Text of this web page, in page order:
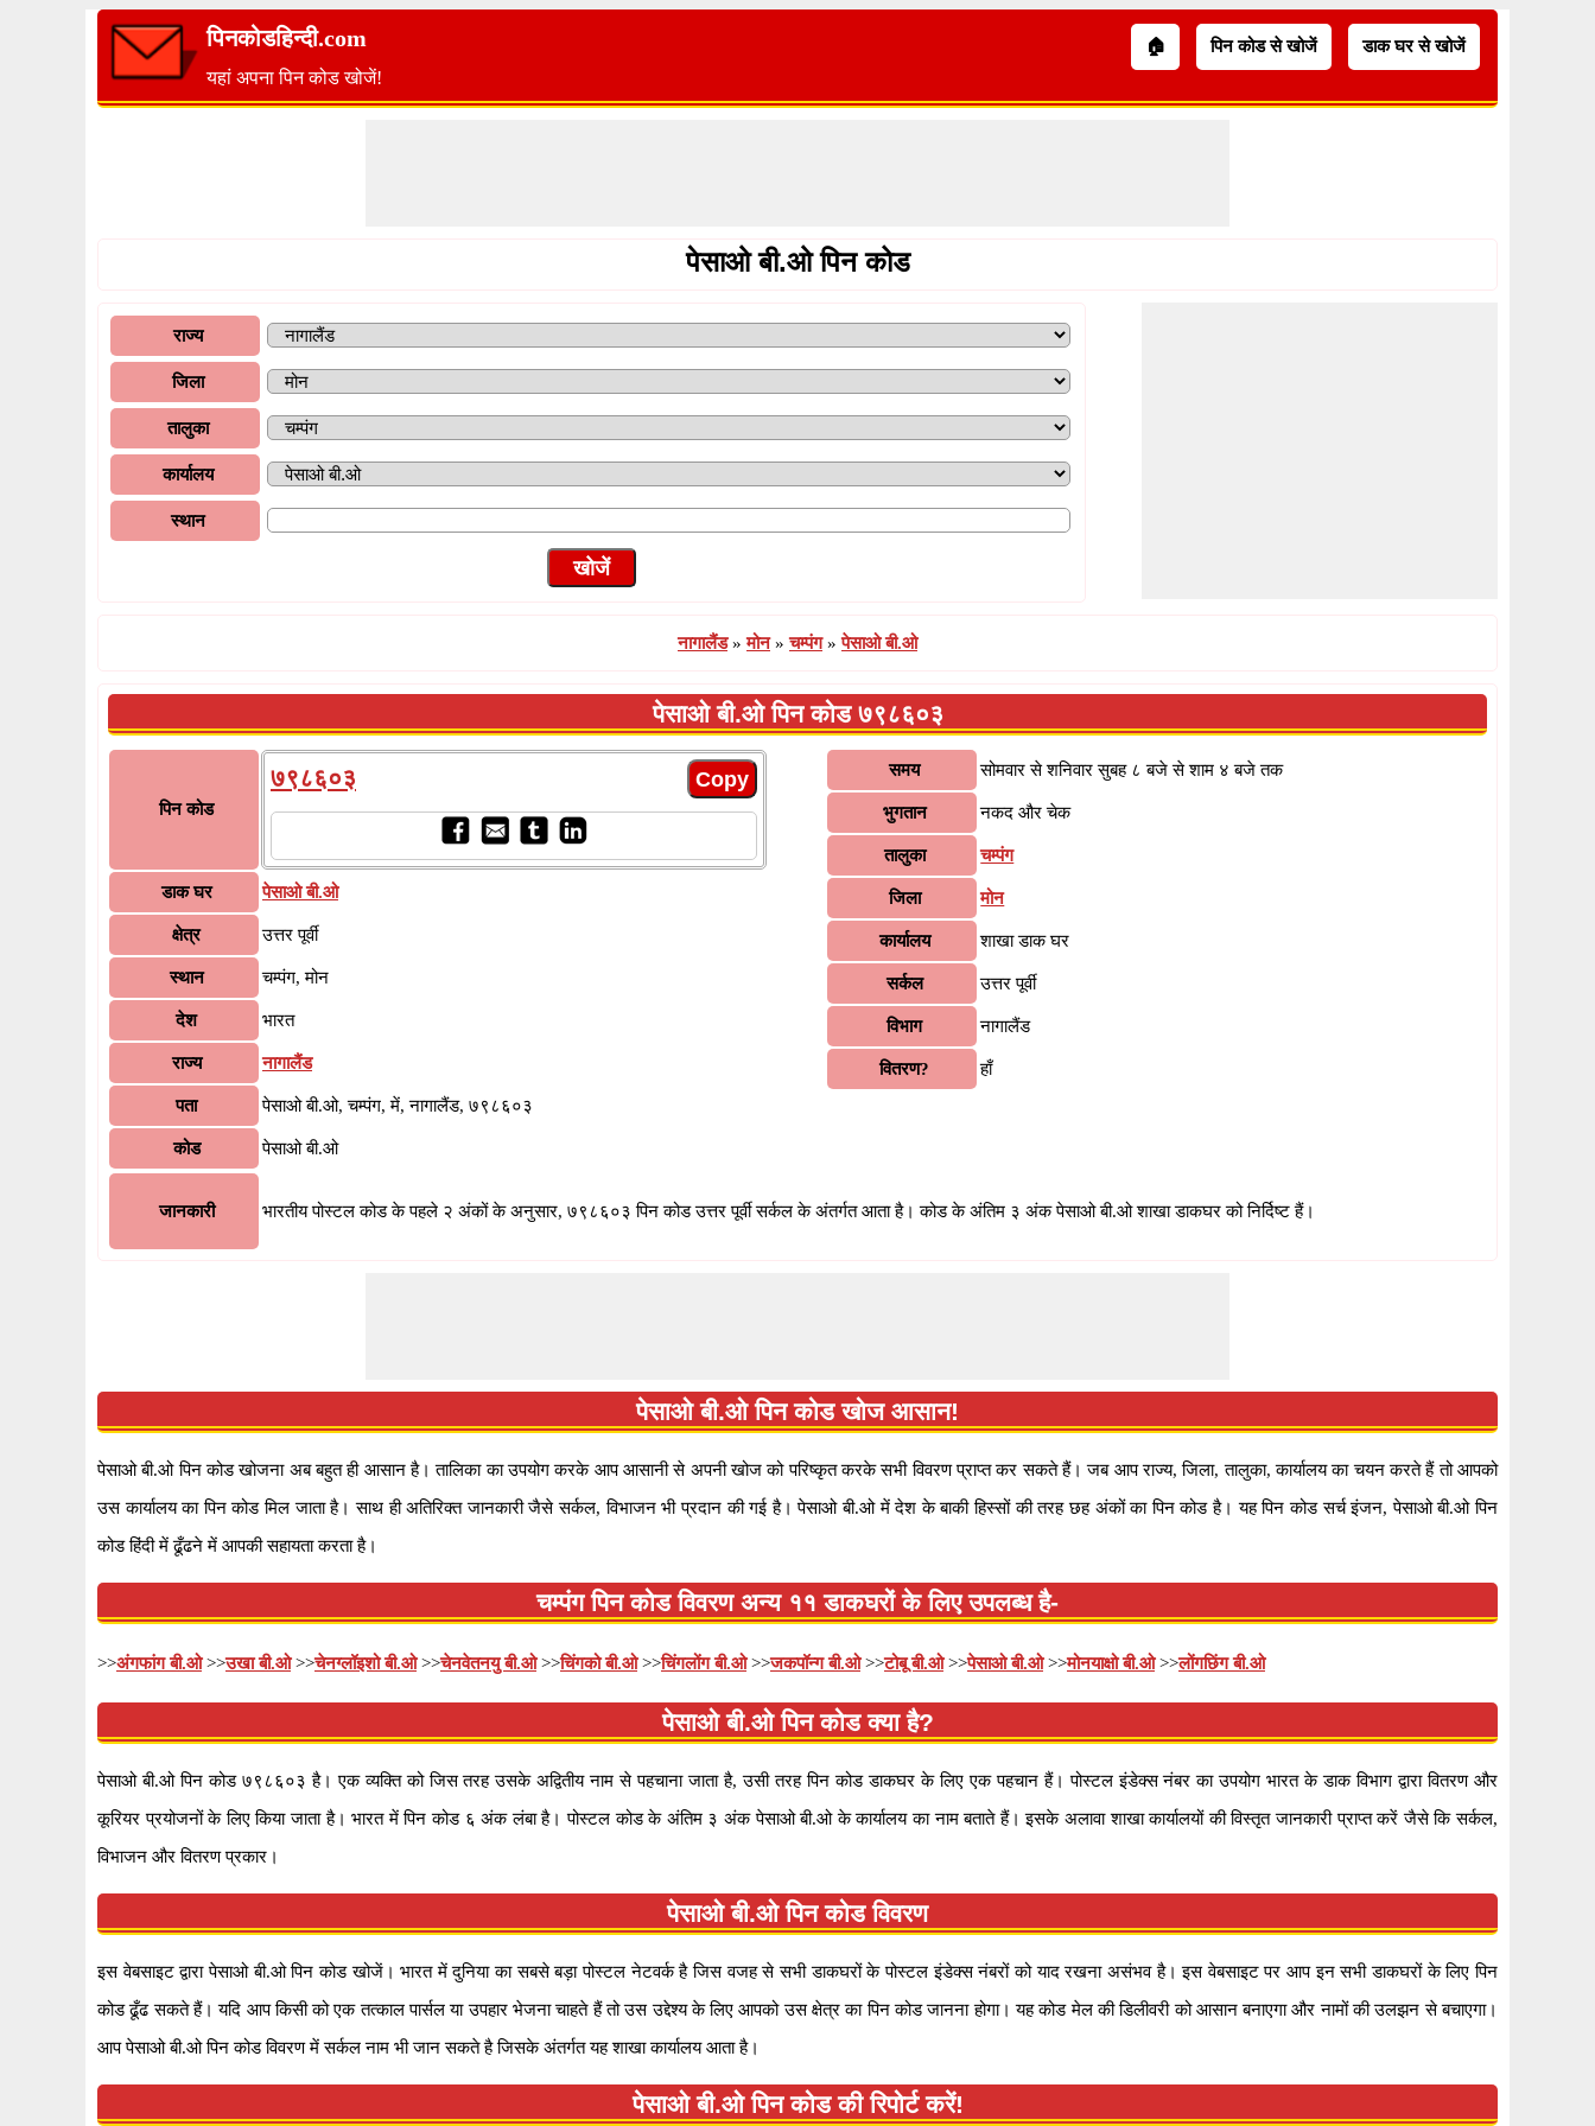
पिनकोडहिन्दी.com
यहां अपना पिन कोड खोजें!
🏠 पिन कोड से खोजें डाक घर से खोजें
पेसाओ बी.ओ पिन कोड
राज्य
जिला
तालुका
कार्यालय
स्थान
नागालैंड » मोन » चम्पंग » पेसाओ बी.ओ
पेसाओ बी.ओ पिन कोड ७९८६०३
पिन कोड
७९८६०३
डाक घर पेसाओ बी.ओ
क्षेत्र उत्तर पूर्वी
स्थान चम्पंग, मोन
देश भारत
राज्य नागालैंड
पता पेसाओ बी.ओ, चम्पंग, में, नागालैंड, ७९८६०३
कोड पेसाओ बी.ओ
समय सोमवार से शनिवार सुबह ८ बजे से शाम ४ बजे तक
भुगतान नकद और चेक
तालुका चम्पंग
जिला मोन
कार्यालय शाखा डाक घर
सर्कल उत्तर पूर्वी
विभाग नागालैंड
वितरण? हाँ
जानकारी भारतीय पोस्टल कोड के पहले २ अंकों के अनुसार, ७९८६०३ पिन कोड उत्तर पूर्वी सर्कल के अंतर्गत आता है। कोड के अंतिम ३ अंक पेसाओ बी.ओ शाखा डाकघर को निर्दिष्ट हैं।
पेसाओ बी.ओ पिन कोड खोज आसान!
पेसाओ बी.ओ पिन कोड खोजना अब बहुत ही आसान है। तालिका का उपयोग करके आप आसानी से अपनी खोज को परिष्कृत करके सभी विवरण प्राप्त कर सकते हैं। जब आप राज्य, जिला, तालुका, कार्यालय का चयन करते हैं तो आपको
उस कार्यालय का पिन कोड मिल जाता है। साथ ही अतिरिक्त जानकारी जैसे सर्कल, विभाजन भी प्रदान की गई है। पेसाओ बी.ओ में देश के बाकी हिस्सों की तरह छह अंकों का पिन कोड है। यह पिन कोड सर्च इंजन, पेसाओ बी.ओ पिन
कोड हिंदी में ढूँढने में आपकी सहायता करता है।
चम्पंग पिन कोड विवरण अन्य ११ डाकघरों के लिए उपलब्ध है-
>>अंगफांग बी.ओ>>उखा बी.ओ>>चेनग्लॉइशो बी.ओ>>चेनवेतनयु बी.ओ>>चिंगको बी.ओ>>चिंगलोंग बी.ओ>>जकपॉन्ग बी.ओ>>टोबू बी.ओ>>पेसाओ बी.ओ>>मोनयाक्षो बी.ओ>>लोंगछिंग बी.ओ
पेसाओ बी.ओ पिन कोड क्या है?
पेसाओ बी.ओ पिन कोड ७९८६०३ है। एक व्यक्ति को जिस तरह उसके अद्वितीय नाम से पहचाना जाता है, उसी तरह पिन कोड डाकघर के लिए एक पहचान हैं। पोस्टल इंडेक्स नंबर का उपयोग भारत के डाक विभाग द्वारा वितरण और
कूरियर प्रयोजनों के लिए किया जाता है। भारत में पिन कोड ६ अंक लंबा है। पोस्टल कोड के अंतिम ३ अंक पेसाओ बी.ओ के कार्यालय का नाम बताते हैं। इसके अलावा शाखा कार्यालयों की विस्तृत जानकारी प्राप्त करें जैसे कि सर्कल,
विभाजन और वितरण प्रकार।
पेसाओ बी.ओ पिन कोड विवरण
इस वेबसाइट द्वारा पेसाओ बी.ओ पिन कोड खोजें। भारत में दुनिया का सबसे बड़ा पोस्टल नेटवर्क है जिस वजह से सभी डाकघरों के पोस्टल इंडेक्स नंबरों को याद रखना असंभव है। इस वेबसाइट पर आप इन सभी डाकघरों के लिए पिन
कोड ढूँढ सकते हैं। यदि आप किसी को एक तत्काल पार्सल या उपहार भेजना चाहते हैं तो उस उद्देश्य के लिए आपको उस क्षेत्र का पिन कोड जानना होगा। यह कोड मेल की डिलीवरी को आसान बनाएगा और नामों की उलझन से बचाएगा।
आप पेसाओ बी.ओ पिन कोड विवरण में सर्कल नाम भी जान सकते है जिसके अंतर्गत यह शाखा कार्यालय आता है।
पेसाओ बी.ओ पिन कोड की रिपोर्ट करें!